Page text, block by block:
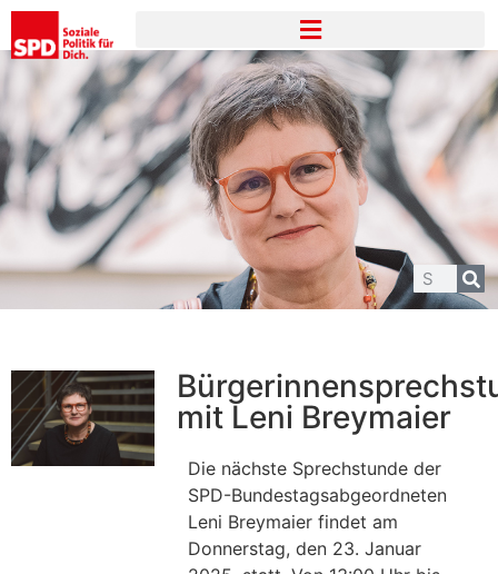
mit Leni Breymaier
Die nächste Sprechstunde der
SPD-Bundestagsabgeordneten
Leni Breymaier findet am
Donnerstag, den 23. Januar